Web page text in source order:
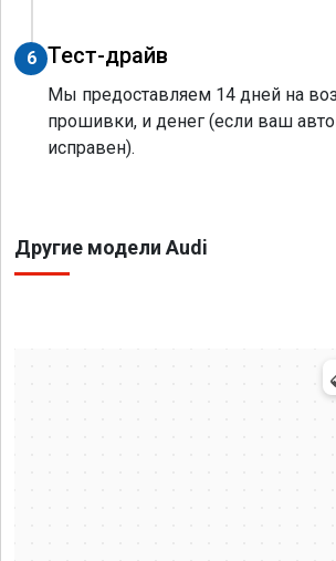
6 Тест-драйв
Мы предоставляем 14 дней на
прошивки, и денег (если ваш
исправен).
Другие модели Audi